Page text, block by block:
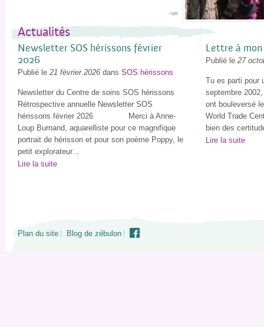
Actualités
Newsletter SOS hérissons février
2026
Publié le 21 février 2026 dans SOS hérissons
Newsletter du Centre de soins SOS hérissons
Rétrospective annuelle Newsletter SOS
hérissons février 2026 Merci à Anne-
Loup Burnand, aquarelliste pour ce magnifique
portrait de hérisson et pour son poème Poppy, le
petit explorateur…
Lire la suite
Lettre à mon
Publié le 27
Tu es parti pour
septembre
ont bouleversé
World Trade
bien des
Lire la suite
Plan du site Blog de zébulon